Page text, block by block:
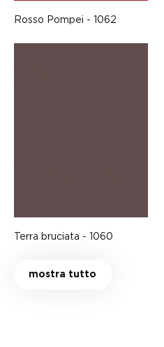
Rosso Pompei - 1062
Terra bruciata - 1060
mostra tutto